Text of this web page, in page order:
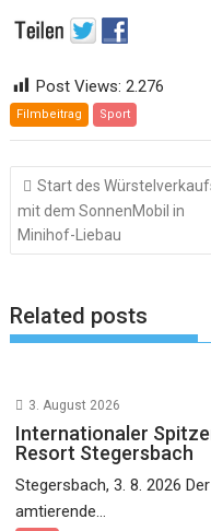
Post Views: 2.276
Filmbeitrag Sport
Start des
mit dem SonnenMobil in
Minihof-Liebau
Related posts
3. August 2026
Internationaler
Resort Stegersbach
Stegersbach, 3. 8. 2026
amtierende...